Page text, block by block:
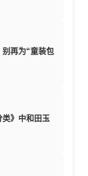
别再为“童装包
》中和田玉